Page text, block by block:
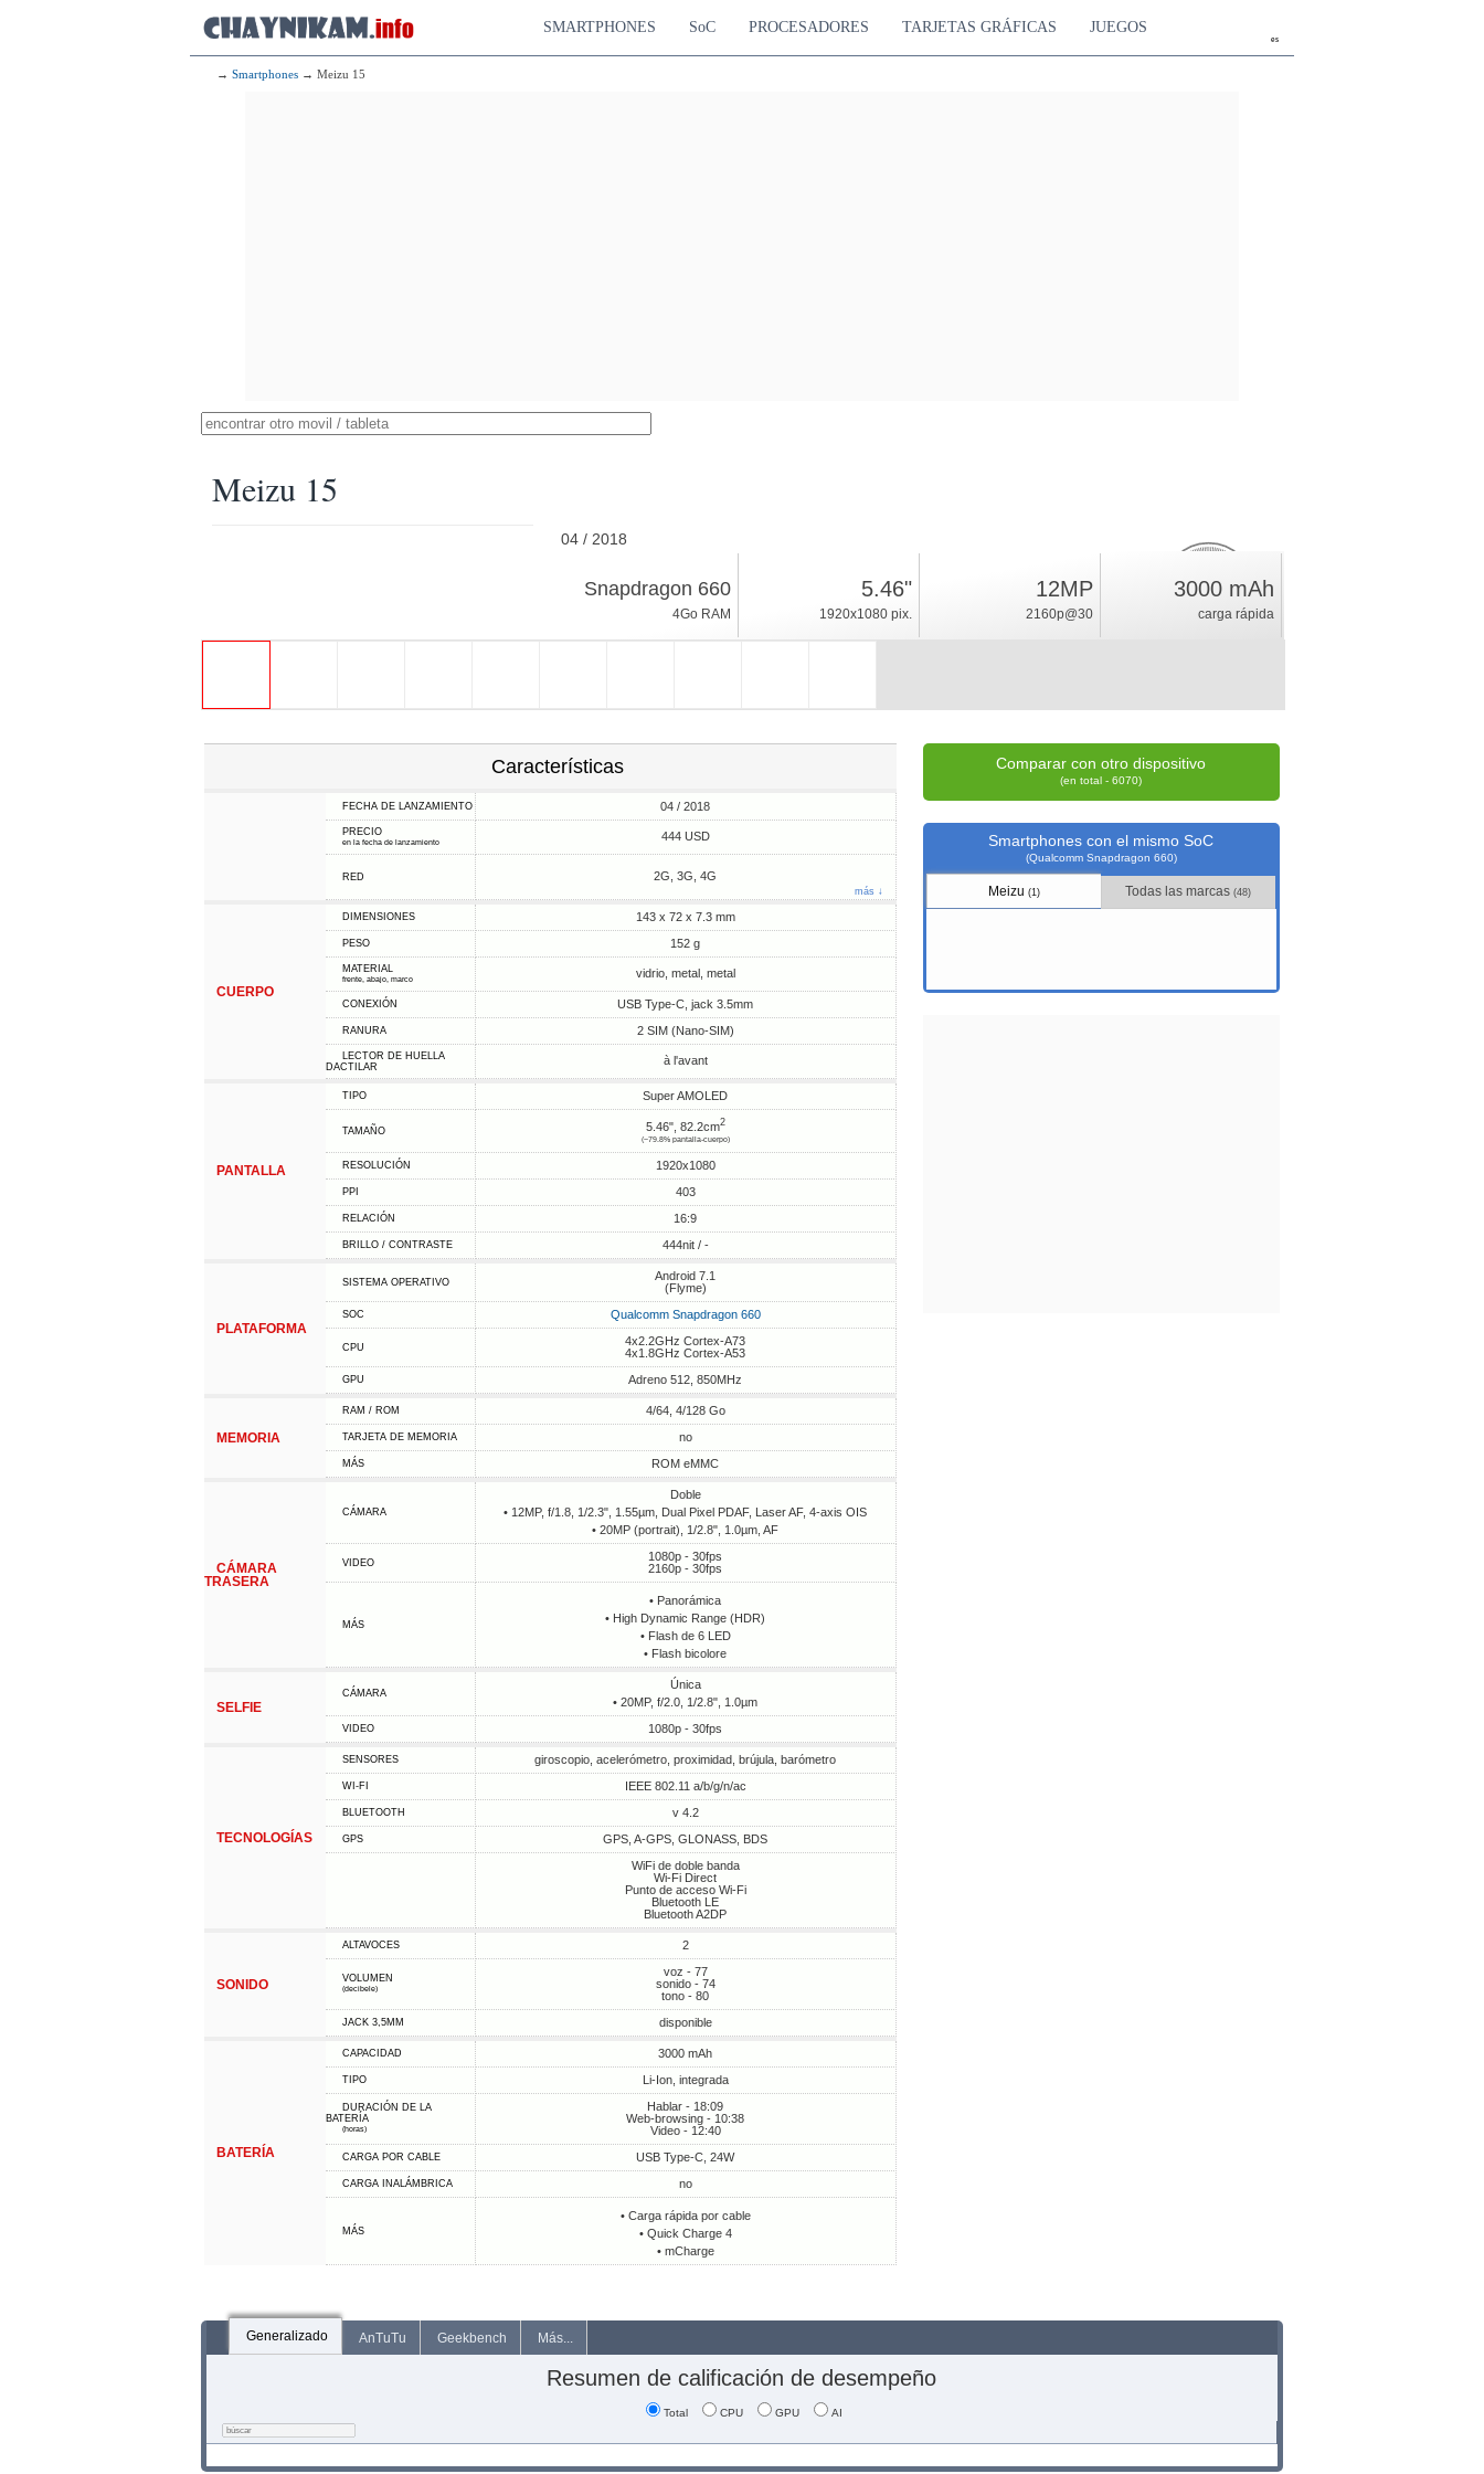
es
SMARTPHONES SoC PROCESADORES TARJETAS GRÁFICAS JUEGOS
→ Smartphones → Meizu 15
Meizu 15
04 / 2018
Android 7.1, Flyme
7.4%
índice
Snapdragon 660
4Go RAM
5.46"
1920x1080 pix.
12MP
2160p@30
3000 mAh
carga rápida
Características
FECHA DE LANZAMIENTO 04 / 2018
PRECIO
en la fecha de lanzamiento 444 USD
RED 2G, 3G, 4G
más ↓
CUERPO
DIMENSIONES 143 x 72 x 7.3 mm
PESO 152 g
MATERIAL
frente, abajo, marco vidrio, metal, metal
CONEXIÓN USB Type-C, jack 3.5mm
RANURA 2 SIM (Nano-SIM)
LECTOR DE HUELLA
DACTILAR
à l'avant
PANTALLA
TIPO Super AMOLED
TAMAÑO 5.46", 82.2cm2
(~79.8% pantalla-cuerpo)
RESOLUCIÓN 1920x1080
PPI 403
RELACIÓN 16:9
BRILLO / CONTRASTE 444nit / -
PLATAFORMA
SISTEMA OPERATIVO
Android 7.1
(Flyme)
SOC Qualcomm Snapdragon 660
CPU
4x2.2GHz Cortex-A73
4x1.8GHz Cortex-A53
GPU Adreno 512, 850MHz
MEMORIA
RAM / ROM 4/64, 4/128 Go
TARJETA DE MEMORIA no
MÁS ROM eMMC
CÁMARA
TRASERA
CÁMARA
Doble
• 12MP, f/1.8, 1/2.3", 1.55µm, Dual Pixel PDAF, Laser AF, 4-axis OIS
• 20MP (portrait), 1/2.8", 1.0µm, AF
VIDEO
1080p - 30fps
2160p - 30fps
MÁS
• Panorámica
• High Dynamic Range (HDR)
• Flash de 6 LED
• Flash bicolore
SELFIE
CÁMARA
Única
• 20MP, f/2.0, 1/2.8", 1.0µm
VIDEO 1080p - 30fps
TECNOLOGÍAS
SENSORES giroscopio, acelerómetro, proximidad, brújula, barómetro
WI-FI IEEE 802.11 a/b/g/n/ac
BLUETOOTH v 4.2
GPS
GPS, A-GPS, GLONASS, BDS
WiFi de doble banda
Wi-Fi Direct
Punto de acceso Wi-Fi
Bluetooth LE
Bluetooth A2DP
SONIDO
ALTAVOCES 2
VOLUMEN
(decibele)
voz - 77
sonido - 74
tono - 80
JACK 3,5MM disponible
BATERÍA
CAPACIDAD 3000 mAh
TIPO Li-Ion, integrada
DURACIÓN DE LA
BATERÍA
(horas)
Hablar - 18:09
Web-browsing - 10:38
Video - 12:40
CARGA POR CABLE USB Type-C, 24W
CARGA INALÁMBRICA no
MÁS
• Carga rápida por cable
• Quick Charge 4
• mCharge
Comparar con otro dispositivo
(en total - 6070)
Smartphones con el mismo SoC
(Qualcomm Snapdragon 660)
Meizu (1) Todas las marcas(48)
Generalizado AnTuTu Geekbench Más...
Resumen de calificación de desempeño
Total CPU GPU AI